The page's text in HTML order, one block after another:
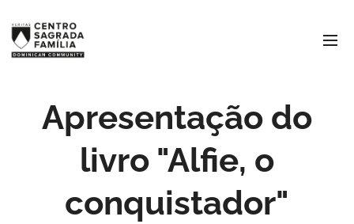
Apresentação do
livro "Alfie, o
conquistador"